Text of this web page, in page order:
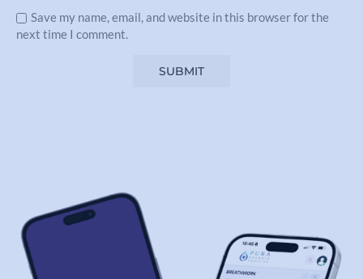
Save my name, email, and website in this browser for the
next time I comment.